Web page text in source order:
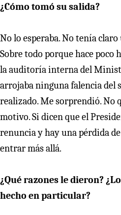
¿Cómo tomó su salida?
No lo esperaba. No tenía
Sobre todo porque hace poco
la auditoría interna del
arrojaba ninguna falencia del
realizado. Me sorprendió. No
motivo. Si dicen que el
renuncia y hay una pérdida
entrar más allá.
¿Qué razones le dieron?
hecho en particular?